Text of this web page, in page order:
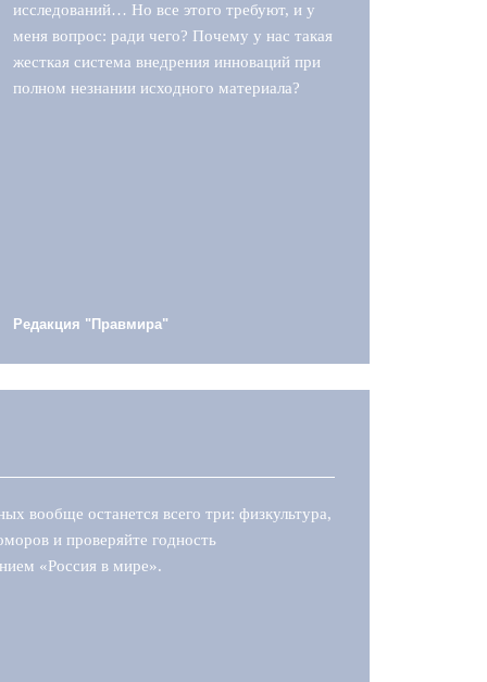
исследований… Но все этого требуют, и у
меня вопрос: ради чего? Почему у нас такая
жесткая система внедрения инноваций при
полном незнании исходного материала?
Редакция "Правмира"
вообще останется всего три: физкультура,
и проверяйте годность
«Россия в мире».